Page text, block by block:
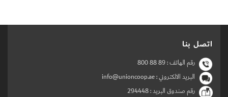
اتصل بنا
رقم الهاتف :800 88 89
البريد الالكتروني : info@unioncoop.ae
رقم صندوق البريد :294448